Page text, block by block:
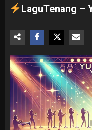
LaguTenang –